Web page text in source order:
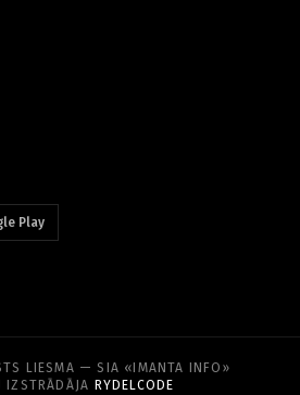
Play
LIESMA — SIA «IMANTA INFO»
IZSTRĀDĀJA RYDELCODE